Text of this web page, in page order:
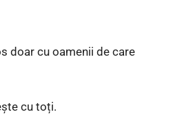
doar cu oamenii de care
cu toți.